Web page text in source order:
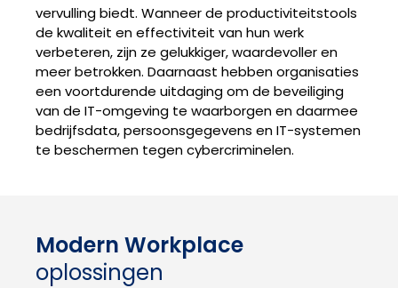
vervulling biedt. Wanneer de productiviteitstools
de kwaliteit en effectiviteit van hun werk
verbeteren, zijn ze gelukkiger, waardevoller en
meer betrokken. Daarnaast hebben organisaties
een voortdurende uitdaging om de beveiliging
van de IT-omgeving te waarborgen en daarmee
bedrijfsdata, persoonsgegevens en IT-systemen
te beschermen tegen cybercriminelen.
Modern Workplace
oplossingen